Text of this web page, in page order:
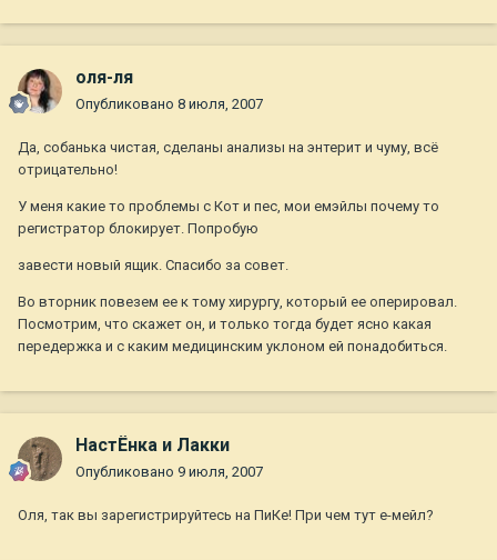
оля-ля
Опубликовано 8 июля, 2007
Да, собанька чистая, сделаны анализы на энтерит и чуму, всё
отрицательно!
У меня какие то проблемы с Кот и пес, мои емэйлы почему то
регистратор блокирует. Попробую
завести новый ящик. Спасибо за совет.
Во вторник повезем ее к тому хирургу, который ее оперировал.
Посмотрим, что скажет он, и только тогда будет ясно какая
передержка и с каким медицинским уклоном ей понадобиться.
НастЁнка и Лакки
Опубликовано 9 июля, 2007
Оля, так вы зарегистрируйтесь на ПиКе! При чем тут е-мейл?